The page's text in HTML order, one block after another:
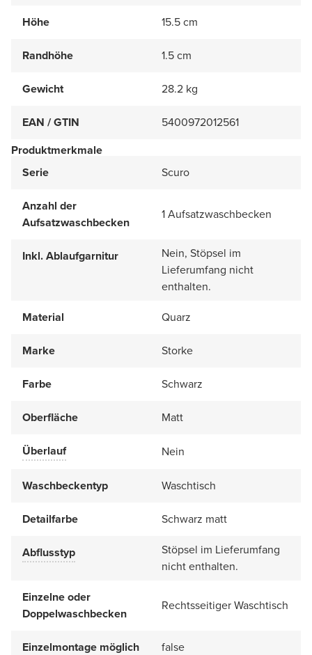
Höhe 15.5 cm
Randhöhe 1.5 cm
Gewicht 28.2 kg
EAN / GTIN
5400972012561
Produktmerkmale
Serie
Scuro
Anzahl der
Aufsatzwaschbecken
1 Aufsatzwaschbecken
Inkl. Ablaufgarnitur
Nein, Stöpsel im
Lieferumfang nicht
enthalten.
Material
Quarz
Marke Storke
Farbe Schwarz
Oberfläche Matt
Überlauf Nein
Waschbeckentyp Waschtisch
Detailfarbe Schwarz matt
Abflusstyp
Stöpsel im Lieferumfang
nicht enthalten.
Einzelne oder
Doppelwaschbecken
Rechtsseitiger Waschtisch
Einzelmontage möglich false